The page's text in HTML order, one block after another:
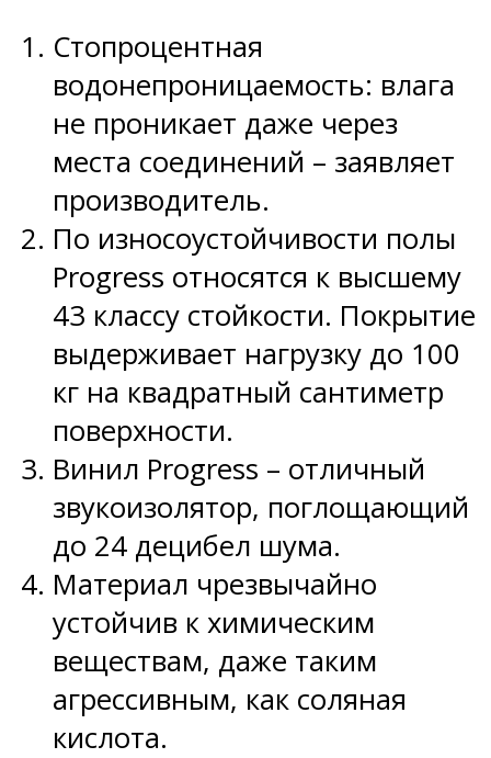
Стопроцентная
водонепроницаемость: влага
не проникает даже через
места соединений – заявляет
производитель.
По износоустойчивости полы
Progress относятся к высшему
43 классу стойкости. Покрытие
выдерживает нагрузку до 100
кг на квадратный сантиметр
поверхности.
Винил Progress – отличный
звукоизолятор, поглощающий
до 24 децибел шума.
Материал чрезвычайно
устойчив к химическим
веществам, даже таким
агрессивным, как соляная
кислота.